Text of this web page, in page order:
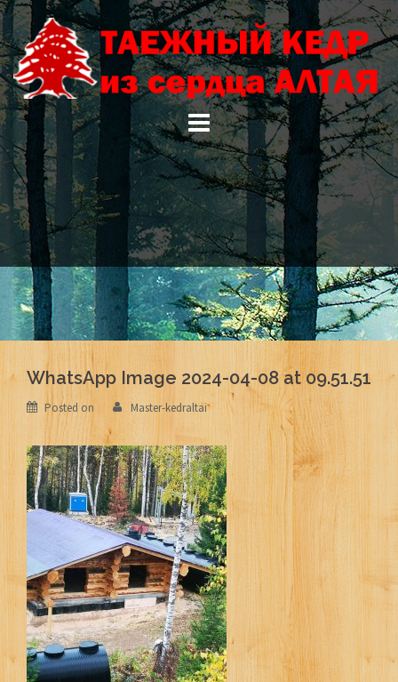
Skip
to
content
WhatsApp Image 2024-04-08 at 09.51.51
Posted on Master-kedraltai